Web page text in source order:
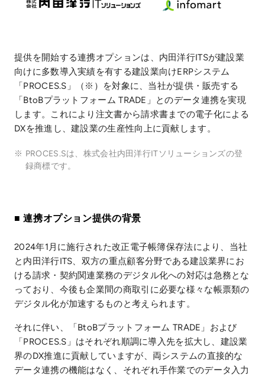
提供を開始する連携オプションは、内田洋行ITSが建設業
向けに多数導入実績を有する建設業向けERPシステム
「PROCES.S」（※）を対象に、当社が提供・販売する
「BtoBプラットフォーム TRADE」とのデータ連携を実現
します。これにより注文書から請求書までの電子化による
DXを推進し、建設業の生産性向上に貢献します。
※ PROCES.Sは、株式会社内田洋行ITソリューションズの登
録商標です。
■ 連携オプション提供の背景
2024年1月に施行された改正電子帳簿保存法により、当社
と内田洋行ITS、双方の重点顧客分野である建設業界にお
ける請求・契約関連業務のデジタル化への対応は急務とな
っており、今後も企業間の商取引に必要な様々な帳票類の
デジタル化が加速するものと考えられます。
それに伴い、「BtoBプラットフォーム TRADE」および
「PROCES.S」はそれぞれ順調に導入先を拡大し、建設業
界のDX推進に貢献していますが、両システムの直接的な
データ連携の機能はなく、それぞれ手作業でのデータ入力